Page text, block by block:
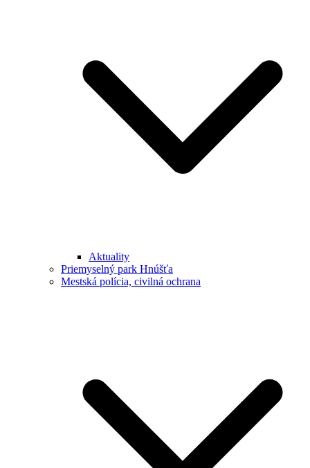
Aktuality
Priemyselný park Hnúšťa
Mestská polícia, civilná ochrana